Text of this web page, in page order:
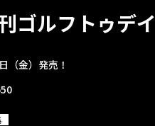
ゴルフトゥデイ
（金）発売！